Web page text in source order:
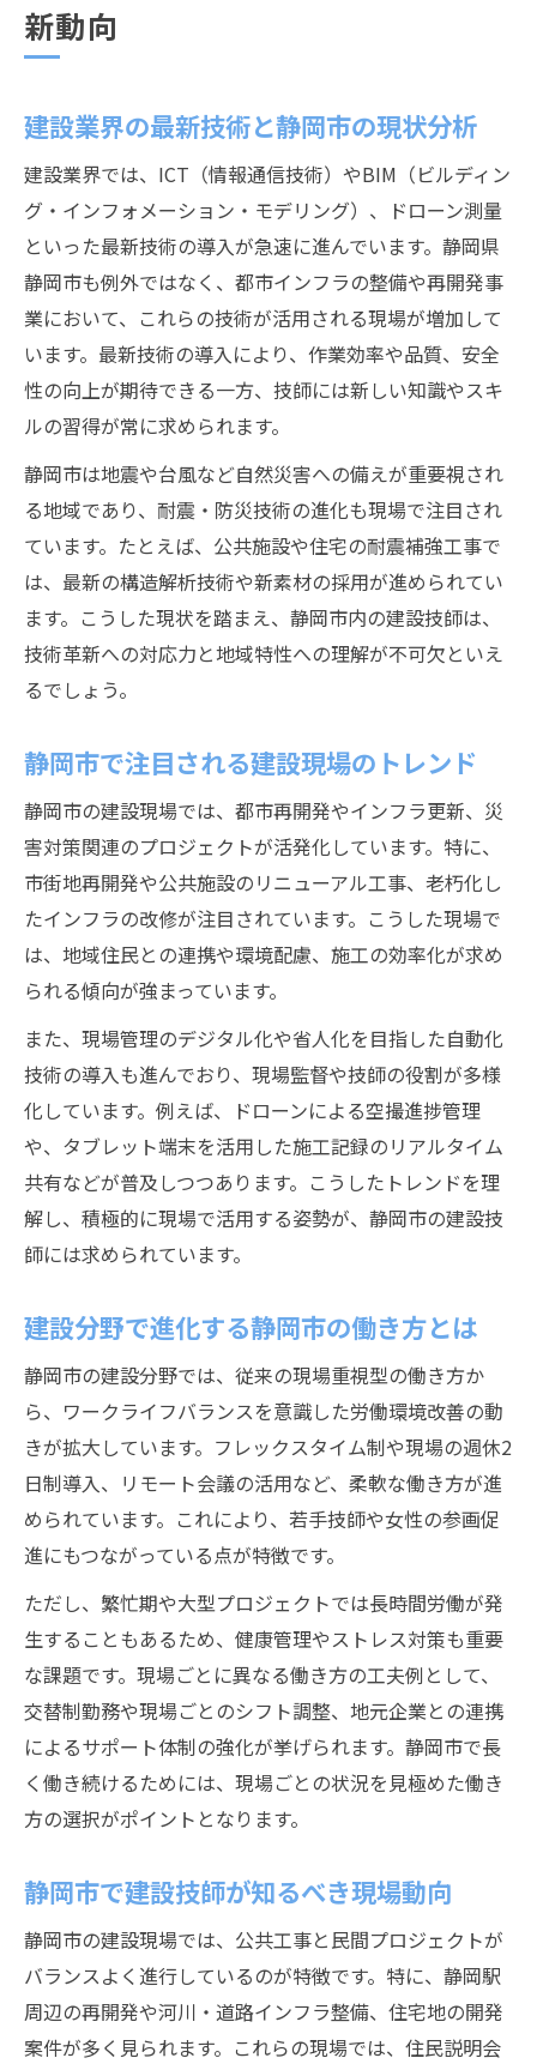
新動向
建設業界の最新技術と静岡市の現状分析
建設業界では、ICT（情報通信技術）やBIM（ビルディン
グ・インフォメーション・モデリング）、ドローン測量
といった最新技術の導入が急速に進んでいます。静岡県
静岡市も例外ではなく、都市インフラの整備や再開発事
業において、これらの技術が活用される現場が増加して
います。最新技術の導入により、作業効率や品質、安全
性の向上が期待できる一方、技師には新しい知識やスキ
ルの習得が常に求められます。
静岡市は地震や台風など自然災害への備えが重要視され
る地域であり、耐震・防災技術の進化も現場で注目され
ています。たとえば、公共施設や住宅の耐震補強工事で
は、最新の構造解析技術や新素材の採用が進められてい
ます。こうした現状を踏まえ、静岡市内の建設技師は、
技術革新への対応力と地域特性への理解が不可欠といえ
るでしょう。
静岡市で注目される建設現場のトレンド
静岡市の建設現場では、都市再開発やインフラ更新、災
害対策関連のプロジェクトが活発化しています。特に、
市街地再開発や公共施設のリニューアル工事、老朽化し
たインフラの改修が注目されています。こうした現場で
は、地域住民との連携や環境配慮、施工の効率化が求め
られる傾向が強まっています。
また、現場管理のデジタル化や省人化を目指した自動化
技術の導入も進んでおり、現場監督や技師の役割が多様
化しています。例えば、ドローンによる空撮進捗管理
や、タブレット端末を活用した施工記録のリアルタイム
共有などが普及しつつあります。こうしたトレンドを理
解し、積極的に現場で活用する姿勢が、静岡市の建設技
師には求められています。
建設分野で進化する静岡市の働き方とは
静岡市の建設分野では、従来の現場重視型の働き方か
ら、ワークライフバランスを意識した労働環境改善の動
きが拡大しています。フレックスタイム制や現場の週休2
日制導入、リモート会議の活用など、柔軟な働き方が進
められています。これにより、若手技師や女性の参画促
進にもつながっている点が特徴です。
ただし、繁忙期や大型プロジェクトでは長時間労働が発
生することもあるため、健康管理やストレス対策も重要
な課題です。現場ごとに異なる働き方の工夫例として、
交替制勤務や現場ごとのシフト調整、地元企業との連携
によるサポート体制の強化が挙げられます。静岡市で長
く働き続けるためには、現場ごとの状況を見極めた働き
方の選択がポイントとなります。
静岡市で建設技師が知るべき現場動向
静岡市の建設現場では、公共工事と民間プロジェクトが
バランスよく進行しているのが特徴です。特に、静岡駅
周辺の再開発や河川・道路インフラ整備、住宅地の開発
案件が多く見られます。これらの現場では、住民説明会